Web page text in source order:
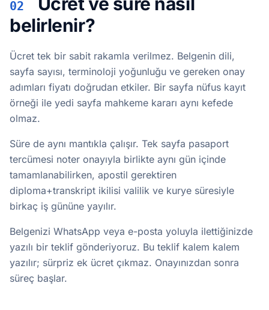
02
belirlenir?
Ücret tek bir sabit rakamla verilmez. Belgenin dili,
sayfa sayısı, terminoloji yoğunluğu ve gereken onay
adımları fiyatı doğrudan etkiler. Bir sayfa nüfus kayıt
örneği ile yedi sayfa mahkeme kararı aynı kefede
olmaz.
Süre de aynı mantıkla çalışır. Tek sayfa pasaport
tercümesi noter onayıyla birlikte aynı gün içinde
tamamlanabilirken, apostil gerektiren
diploma+transkript ikilisi valilik ve kurye süresiyle
birkaç iş gününe yayılır.
Belgenizi WhatsApp veya e-posta yoluyla ilettiğinizde
yazılı bir teklif gönderiyoruz. Bu teklif kalem kalem
yazılır; sürpriz ek ücret çıkmaz. Onayınızdan sonra
süreç başlar.